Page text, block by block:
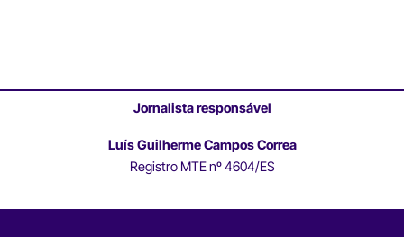
Jornalista responsável
Luís Guilherme Campos Correa
Registro MTE nº 4604/ES